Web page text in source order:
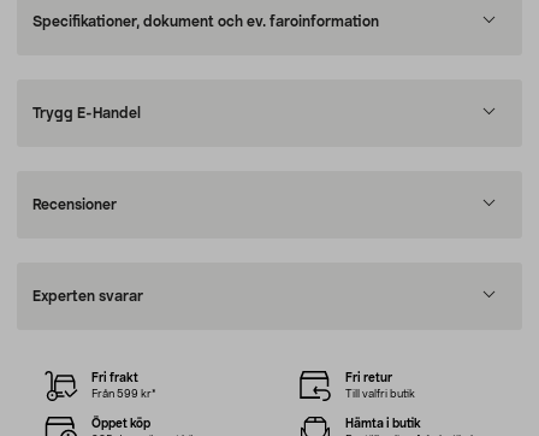
Specifikationer, dokument och ev. faroinformation
Trygg E-Handel
Recensioner
Experten svarar
Fri frakt
Från 599 kr*
Fri retur
Till valfri butik
Öppet köp Hämta i butik